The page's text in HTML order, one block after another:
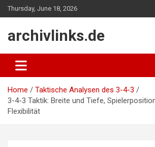
Skip
to
Thursday, June 18, 2026
archivlinks.de
Home
Taktische Analysen des 3-4-3
3-4-3 Taktik: Breite und Tiefe,
Flexibilität